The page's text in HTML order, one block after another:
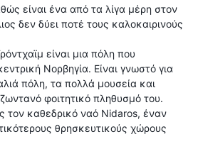
είναι ένα από τα λίγα μέρη στον
δεν δύει ποτέ τους καλοκαιρινούς
είναι μια πόλη που
Νορβηγία. Είναι γνωστό για
πόλη, τα πολλά μουσεία και
φοιτητικό πληθυσμό του.
τον καθεδρικό ναό Nidaros, έναν
θρησκευτικούς χώρους